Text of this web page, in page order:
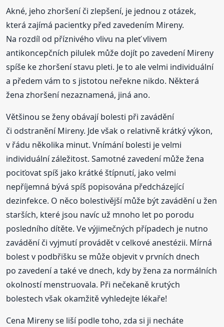
Akné, jeho zhoršení či zlepšení, je jednou z otázek,
která zajímá pacientky před zavedením Mireny.
Na rozdíl od příznivého vlivu na pleť vlivem
antikoncepčních pilulek může dojít po zavedení Mireny
spíše ke zhoršení stavu pleti. Je to ale velmi individuální
a předem vám to s jistotou neřekne nikdo. Některá
žena zhoršení nezaznamená, jiná ano.
Většinou se ženy obávají bolesti při zavádění
či odstranění Mireny. Jde však o relativně krátký výkon,
v řádu několika minut. Vnímání bolesti je velmi
individuální záležitost. Samotné zavedení může žena
pociťovat spíš jako krátké štípnutí, jako velmi
nepříjemná bývá spíš popisována předcházející
dezinfekce. O něco bolestivější může být zavádění u žen
starších, které jsou navíc už mnoho let po porodu
posledního dítěte. Ve výjimečných případech je nutno
zavádění či vyjmutí provádět v celkové anestézii. Mírná
bolest v podbřišku se může objevit v prvních dnech
po zavedení a také ve dnech, kdy by žena za normálních
okolností menstruovala. Při nečekaně krutých
bolestech však okamžitě vyhledejte lékaře!
Cena Mireny se liší podle toho, zda si ji necháte